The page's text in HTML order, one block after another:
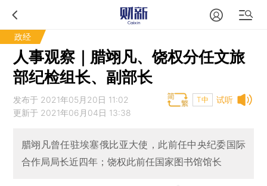
政经
人事观察｜腊翊凡、饶权分任文旅
部纪检组长、副部长
试听
发布于 2021年05月20日 11:02
更新于 2021年06月04日 13:38
T中
腊翊凡曾任驻埃塞俄比亚大使，此前任中央纪委国际
合作局局长近四年；饶权此前任国家图书馆馆长